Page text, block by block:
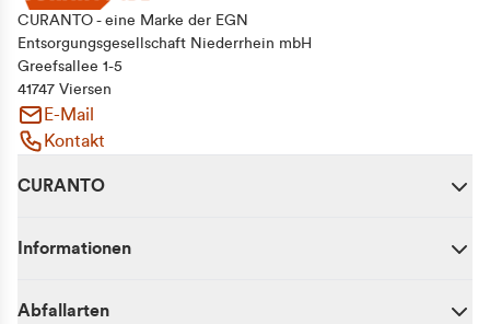
CURANTO - eine Marke der EGN
Entsorgungsgesellschaft Niederrhein mbH
Greefsallee 1-5
41747 Viersen
E-Mail
Kontakt
CURANTO
Informationen
Abfallarten